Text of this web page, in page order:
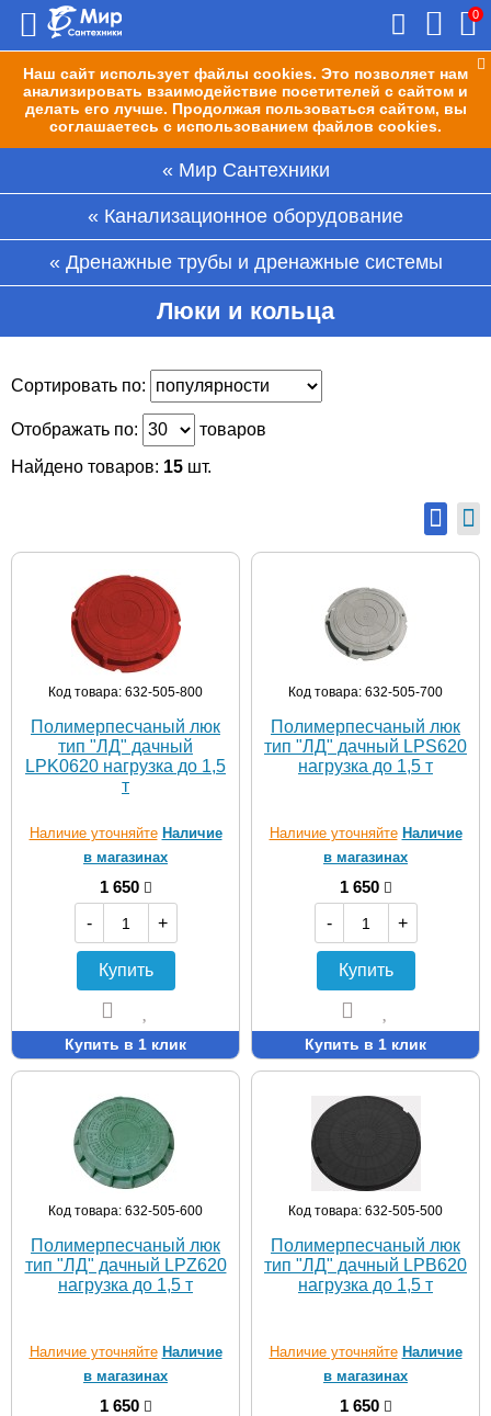
Наш сайт использует файлы cookies. Это позволяет нам
анализировать взаимодействие посетителей с сайтом и
делать его лучше. Продолжая пользоваться сайтом, вы
соглашаетесь с использованием файлов cookies.
0
Мир Сантехники
Канализационное оборудование
Дренажные трубы и дренажные системы
Люки и кольца
Сортировать по:
Отображать по:
товаров
Найдено товаров: 15 шт.
Код товара: 632-505-800
Полимерпесчаный люк
тип "ЛД" дачный
LPK0620 нагрузка до 1,5
т
Наличие уточняйте Наличие
в магазинах
1 650
-
+
Купить
Купить в 1 клик
Код товара: 632-505-700
Полимерпесчаный люк
тип "ЛД" дачный LPS620
нагрузка до 1,5 т
Наличие уточняйте Наличие
в магазинах
1 650
-
+
Купить
Купить в 1 клик
Код товара: 632-505-600
Полимерпесчаный люк
тип "ЛД" дачный LPZ620
нагрузка до 1,5 т
Наличие уточняйте Наличие
в магазинах
1 650
Код товара: 632-505-500
Полимерпесчаный люк
тип "ЛД" дачный LPB620
нагрузка до 1,5 т
Наличие уточняйте Наличие
в магазинах
1 650